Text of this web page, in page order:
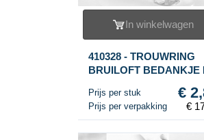
In winkelwagen
410328 - TROUWRING
BRUILOFT BEDANKJE
Prijs per stuk €
Prijs per verpakking €